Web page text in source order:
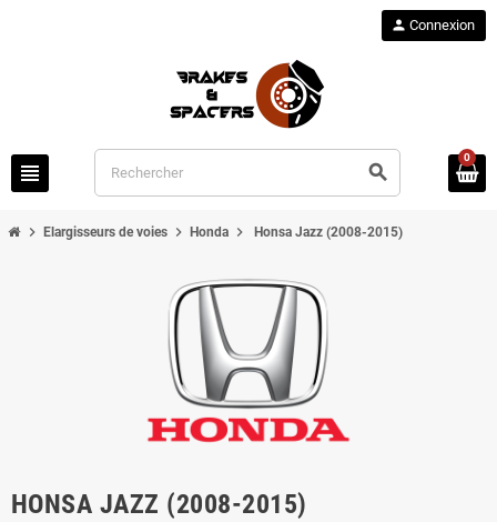
view_headline search
person Connexion
0
chevron_right Elargisseurs de voies chevron_right Honda chevron_right Honsa Jazz (2008-2015)
HONSA JAZZ (2008-2015)